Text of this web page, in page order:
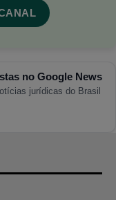
no Google News
jurídicas do Brasil